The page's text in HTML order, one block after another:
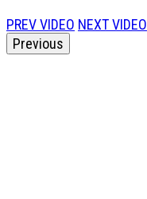
PREV VIDEO NEXT VIDEO
Previous